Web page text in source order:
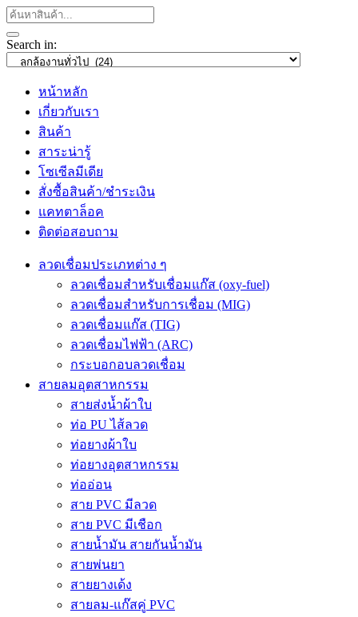
Search in:
หน้าหลัก
เกี่ยวกับเรา
สินค้า
สาระน่ารู้
โซเซีลมีเดีย
สั่งซื้อสินค้า/ชำระเงิน
แคทตาล็อค
ติดต่อสอบถาม
ลวดเชื่อมประเภทต่าง ๆ
ลวดเชื่อมสำหรับเชื่อมแก๊ส (oxy-fuel)
ลวดเชื่อมสำหรับการเชื่อม (MIG)
ลวดเชื่อมแก๊ส (TIG)
ลวดเชื่อมไฟฟ้า (ARC)
กระบอกอบลวดเชื่อม
สายลมอุตสาหกรรม
สายส่งน้ำผ้าใบ
ท่อ PU ไส้ลวด
ท่อยางผ้าใบ
ท่อยางอุตสาหกรรม
ท่ออ่อน
สาย PVC มีลวด
สาย PVC มีเชือก
สายน้ำมัน สายกันน้ำมัน
สายพ่นยา
สายยางเด้ง
สายลม-แก๊สคู่ PVC